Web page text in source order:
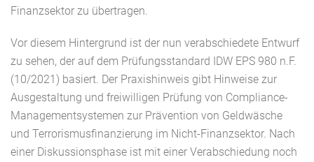
Finanzsektor zu übertragen.
Vor diesem Hintergrund ist der nun verabschiedete Entwurf
zu sehen, der auf dem Prüfungsstandard IDW EPS 980 n.F.
(10/2021) basiert. Der Praxishinweis gibt Hinweise zur
Ausgestaltung und freiwilligen Prüfung von Compliance-
Managementsystemen zur Prävention von Geldwäsche
und Terrorismusfinanzierung im Nicht-Finanzsektor. Nach
einer Diskussionsphase ist mit einer Verabschiedung noch